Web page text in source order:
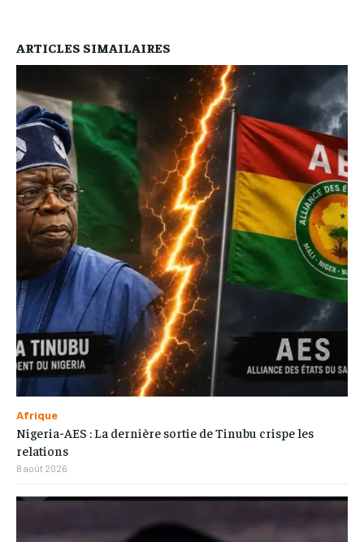
ARTICLES SIMAILAIRES
Afrique
Nigeria-AES : La dernière sortie de Tinubu crispe les
relations
8 août 2026